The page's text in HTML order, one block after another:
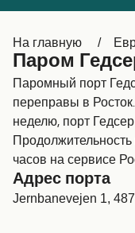
Ελλάδα
Polska
Schweiz (DE)
Україна
المغرب
На главную
Паром
Паромный порт
переправы в
неделю, порт
часов на сервисе
Адрес порта
Jernbanevejen 1,